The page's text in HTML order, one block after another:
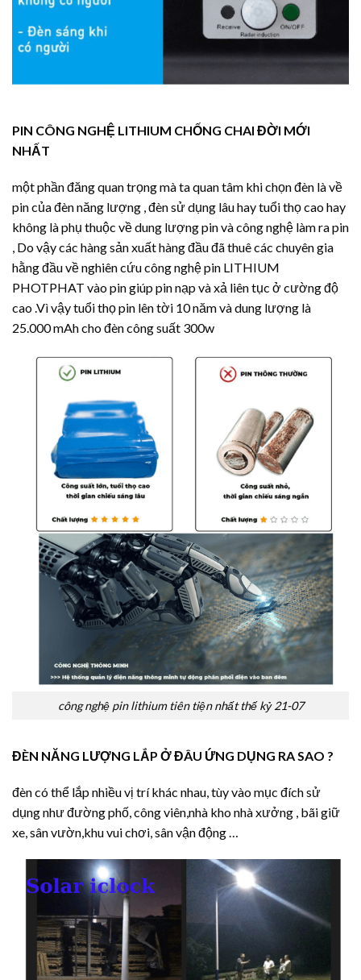
PIN CÔNG NGHỆ LITHIUM CHỐNG CHAI ĐỜI MỚI
NHẤT
một phần đăng quan trọng mà ta quan tâm khi chọn đèn là về
pin của đèn năng lượng , đèn sử dụng lâu hay tuổi thọ cao hay
không là phụ thuộc về dung lượng pin và công nghệ làm ra pin
, Do vậy các hàng sản xuất hàng đầu đã thuê các chuyên gia
hằng đầu về nghiên cứu công nghệ pin LITHIUM
PHOTPHAT vào pin giúp pin nạp và xả liên tục ở cường độ
cao .Vì vậy tuổi thọ pin lên tời 10 năm và dung lượng là
25.000 mAh cho đèn công suất 300w
công nghệ pin lithium tiên tiện nhất thế kỷ 21-07
ĐÈN NĂNG LƯỢNG LẮP Ở ĐÂU ỨNG DỤNG RA SAO ?
đèn có thể lắp nhiều vị trí khác nhau, tùy vào mục đích sử
dụng như đường phố, công viên,nhà kho nhà xưởng , bãi giữ
xe, sân vườn,khu vui chơi, sân vận động …